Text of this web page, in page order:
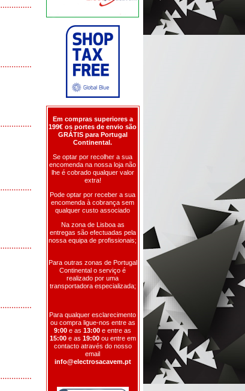
Em compras superiores a
199€ os portes de envio são
GRÁTIS para Portugal
Continental.
Se optar por recolher a sua
encomenda na nossa loja não
lhe é cobrado qualquer valor
extra!
Pode optar por receber a sua
encomenda à cobrança sem
qualquer custo associado
Na zona de Lisboa as
entregas são efectuadas pela
nossa equipa de profissionais;
Para outras zonas de Portugal
Continental o serviço é
realizado por uma
transportadora especializada;
Para qualquer esclarecimento
ou compra ligue-nos entre as
9:00 e as 13:00 e entre as
15:00e as 19:00 ou entre em
contacto através do nosso
email
info@electrosacavem.pt